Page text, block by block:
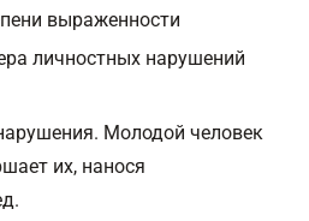
выраженности
личностных нарушений
Молодой человек
их, нанося